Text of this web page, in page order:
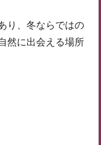
り、冬ならではの
然に出会える場所